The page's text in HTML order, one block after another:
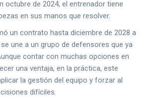
octubre de 2024, el entrenador tiene
en sus manos que resolver.
un contrato hasta diciembre de 2028 a
une a un grupo de defensores que ya
contar con muchas opciones en
una ventaja, en la práctica, este
la gestión del equipo y forzar al
difíciles.